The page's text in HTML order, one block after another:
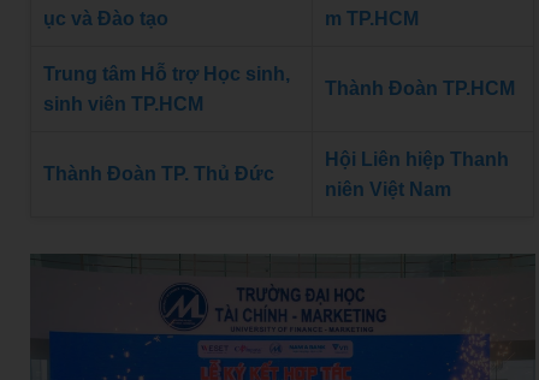
ục và Đào tạo
m TP.HCM
Trung tâm Hỗ trợ Học sinh,
sinh viên TP.HCM
Thành Đoàn TP.HCM
Thành Đoàn TP. Thủ Đức
Hội Liên hiệp Thanh
niên Việt Nam